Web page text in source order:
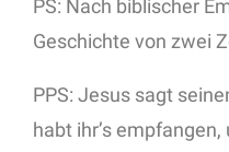
PS: Nach biblischer
Geschichte von zwei
PPS: Jesus sagt
habt ihr’s